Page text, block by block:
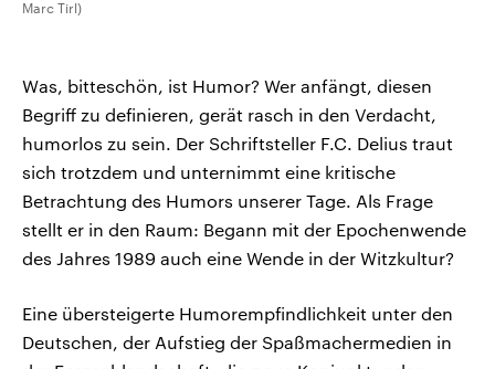
Marc Tirl)
Was, bitteschön, ist Humor? Wer anfängt, diesen
Begriff zu definieren, gerät rasch in den Verdacht,
humorlos zu sein. Der Schriftsteller F.C. Delius traut
sich trotzdem und unternimmt eine kritische
Betrachtung des Humors unserer Tage. Als Frage
stellt er in den Raum: Begann mit der Epochenwende
des Jahres 1989 auch eine Wende in der Witzkultur?
Eine übersteigerte Humorempfindlichkeit unter den
Deutschen, der Aufstieg der Spaßmachermedien in